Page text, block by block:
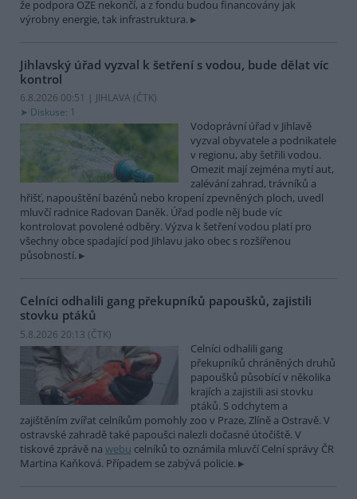
že podpora OZE nekončí, a z fondu budou financovány jak
výrobny energie, tak infrastruktura.
Jihlavský úřad vyzval k šetření s vodou, bude dělat víc
kontrol
6.8.2026 00:51 | JIHLAVA (ČTK)
Diskuse: 1
Vodoprávní úřad v Jihlavě
vyzval obyvatele a podnikatele
v regionu, aby šetřili vodou.
Omezit mají zejména mytí aut,
zalévání zahrad, trávníků a
hřišť, napouštění bazénů nebo kropení zpevněných ploch, uvedl
mluvčí radnice Radovan Daněk. Úřad podle něj bude víc
kontrolovat povolené odběry. Výzva k šetření vodou platí pro
všechny obce spadající pod Jihlavu jako obec s rozšířenou
působností.
Celníci odhalili gang překupníků papoušků, zajistili
stovku ptáků
5.8.2026 20:13 (ČTK)
Celníci odhalili gang
překupníků chráněných druhů
papoušků působící v několika
krajích a zajistili asi stovku
ptáků. S odchytem a
zajištěním zvířat celníkům pomohly zoo v Praze, Zlíně a Ostravě. V
ostravské zahradě také papoušci nalezli dočasné útočiště. V
tiskové zprávě na webu celníků to oznámila mluvčí Celní správy ČR
Martina Kaňková. Případem se zabývá policie.